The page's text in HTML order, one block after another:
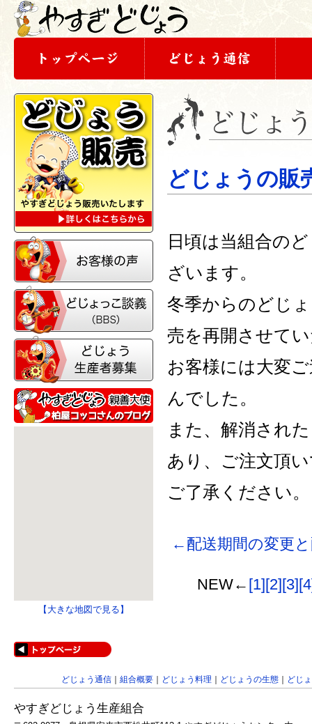
【大きな地図で見る】
どじょうの販
日頃は当組合の
ざいます。
冬季からのどじ
売を再開させて
お客様には大変
んでした。
また、解消され
あり、ご注文頂
ご了承ください。
←配送期間の変更
NEW← [1] [2] [3]
どじょう通信 組合概要 どじょう料理 どじょうの生態 どじ
やすぎどじょう生産組合